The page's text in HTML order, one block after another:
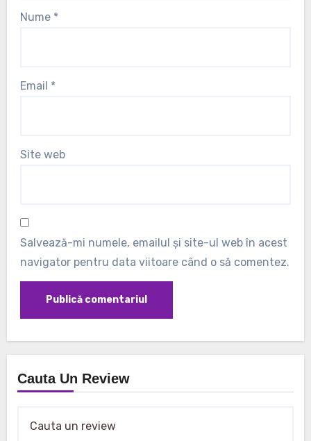
Nume *
Email *
Site web
Salvează-mi numele, emailul și site-ul web în acest
navigator pentru data viitoare când o să comentez.
Cauta Un Review